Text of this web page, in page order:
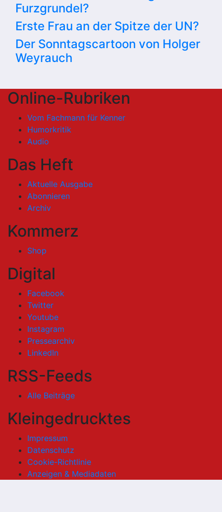
Furzgrundel?
Erste Frau an der Spitze der UN?
Der Sonntagscartoon von Holger
Weyrauch
Online-Rubriken
Vom Fachmann für Kenner
Humorkritik
Audio
Das Heft
Aktuelle Ausgabe
Abonnieren
Archiv
Kommerz
Shop
Digital
Facebook
Twitter
Youtube
Instagram
Pressearchiv
LinkedIn
RSS-Feeds
Alle Beiträge
Kleingedrucktes
Impressum
Datenschutz
Cookie-Richtlinie
Anzeigen & Mediadaten